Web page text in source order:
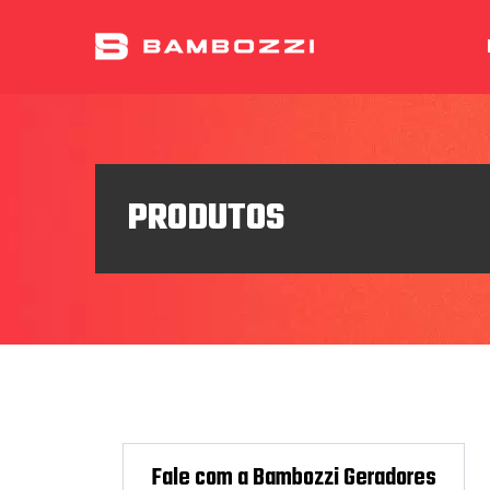
PRODUTOS
PRODUTOS
Fale com a Bambozzi Geradores